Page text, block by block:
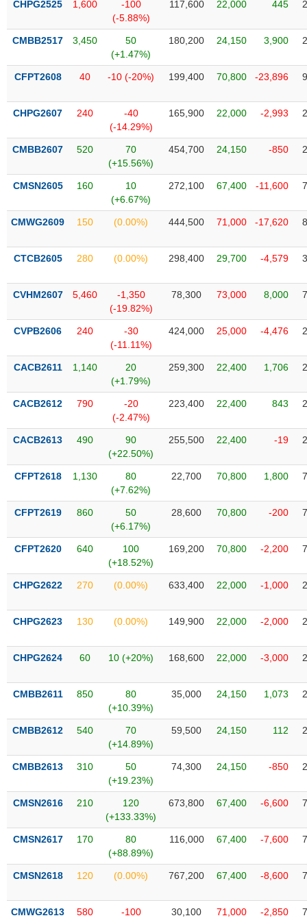
Tâm
thị
trường
CHPG2525 1,600
-100
(-5.88%)
117,600 22,000 445
CMBB2517 3,450
50
(+1.47%)
180,200 24,150 3,900
CFPT2608 40 -10 (-20%) 199,400 70,800 -23,896
CHPG2607 240
-40
(-14.29%)
165,900 22,000 -2,993
CMBB2607 520
70
(+15.56%)
454,700 24,150 -850
CMSN2605 160
10
(+6.67%)
272,100 67,400 -11,600
CMWG2609 150 (0.00%) 444,500 71,000 -17,620
CTCB2605 280 (0.00%) 298,400 29,700 -4,579
CVHM2607 5,460
-1,350
(-19.82%)
78,300 73,000 8,000
CVPB2606 240
-30
(-11.11%)
424,000 25,000 -4,476
CACB2611 1,140
20
(+1.79%)
259,300 22,400 1,706
CACB2612 790
-20
(-2.47%)
223,400 22,400 843
CACB2613 490
90
(+22.50%)
255,500 22,400 -19
CFPT2618 1,130
80
(+7.62%)
22,700 70,800 1,800
CFPT2619 860
50
(+6.17%)
28,600 70,800 -200
CFPT2620 640
100
(+18.52%)
169,200 70,800 -2,200
CHPG2622 270 (0.00%) 633,400 22,000 -1,000
CHPG2623 130 (0.00%) 149,900 22,000 -2,000
CHPG2624 60 10 (+20%) 168,600 22,000 -3,000
CMBB2611 850
80
(+10.39%)
35,000 24,150 1,073
CMBB2612 540
70
(+14.89%)
59,500 24,150 112
CMBB2613 310
50
(+19.23%)
74,300 24,150 -850
CMSN2616 210
120
(+133.33%)
673,800 67,400 -6,600
CMSN2617 170
80
(+88.89%)
116,000 67,400 -7,600
CMSN2618 120 (0.00%) 767,200 67,400 -8,600
CMWG2613 580
-100
30,100 71,000 -2,850
DÙNG
THIẾT
YẾU
TIÊU
THIẾT
YẾU
CHĂM
SỨC
TÀI
TIN
VỤ
THÔNG
TIỆN
ÍCH
BẤT
SẢN
Mã
chứng
(-)